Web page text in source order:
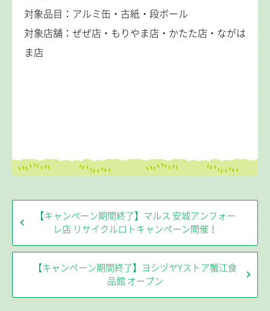
対象品目：アルミ缶・古紙・段ボール
対象店舗：ぜぜ店・もりやま店・かたた店・ながは
ま店
【キャンペーン期間終了】マルス 安城アンフォー
レ店 リサイクルロトキャンペーン開催！
【キャンペーン期間終了】ヨシヅヤYストア蟹江食
品館 オープン